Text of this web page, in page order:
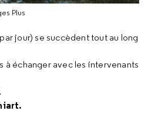
Plus
jour) se succèdent tout au long
à échanger avec les intervenants